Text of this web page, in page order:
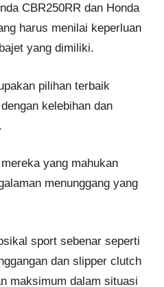
CBR250RR dan Honda
harus menilai keperluan
yang dimiliki.
pilihan terbaik
kelebihan dan
yang mahukan
menunggang yang
sport sebenar seperti
dan slipper clutch
maksimum dalam situasi